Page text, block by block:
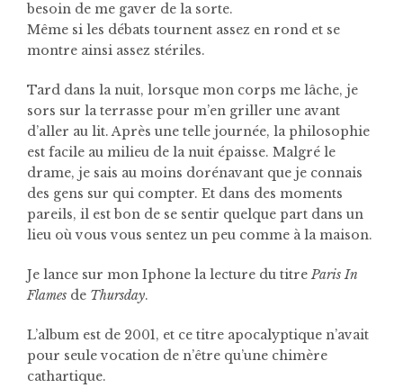
besoin de me gaver de la sorte.
Même si les débats tournent assez en rond et se
montre ainsi assez stériles.
Tard dans la nuit, lorsque mon corps me lâche, je
sors sur la terrasse pour m’en griller une avant
d’aller au lit. Après une telle journée, la philosophie
est facile au milieu de la nuit épaisse. Malgré le
drame, je sais au moins dorénavant que je connais
des gens sur qui compter. Et dans des moments
pareils, il est bon de se sentir quelque part dans un
lieu où vous vous sentez un peu comme à la maison.
Je lance sur mon Iphone la lecture du titre Paris In
Flames de Thursday.
L’album est de 2001, et ce titre apocalyptique n’avait
pour seule vocation de n’être qu’une chimère
cathartique.